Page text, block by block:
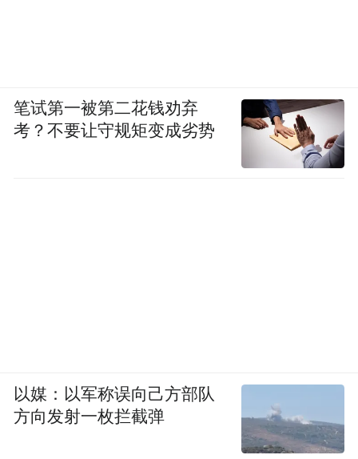
笔试第一被第二花钱劝弃
考？不要让守规矩变成劣势
以媒：以军称误向己方部队
方向发射一枚拦截弹